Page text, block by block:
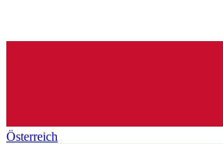
Österreich